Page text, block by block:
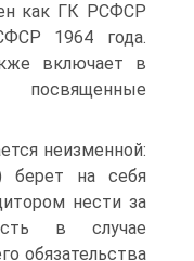
как ГК РСФСР
1964 года.
включает в
неизменной:
берет на себя
нести за
в случае
обязательства